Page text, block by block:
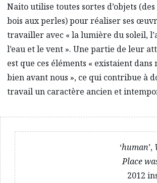
Naito utilise toutes sortes d’objets
bois aux perles) pour réaliser ses
travailler avec « la lumière du soleil,
l’eau et le vent ». Une partie de leur
est que ces éléments « existaient dans
bien avant nous », ce qui contribue à
travail un caractère ancien et
‘human’,
Place
2012